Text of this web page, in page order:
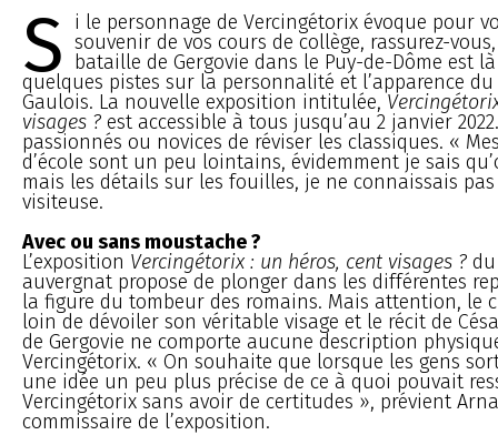
S i le personnage de Vercingétorix évoque pour
souvenir de vos cours de collège, rassurez-
bataille de Gergovie dans le Puy-de-Dôme est
quelques pistes sur la personnalité et l’apparence
Gaulois. La nouvelle exposition intitulée,
visages ? est accessible à tous jusqu’au 2 janvier
passionnés ou novices de réviser les classiques. «
d’école sont un peu lointains, évidemment je sais
mais les détails sur les fouilles, je ne connaissais
visiteuse.
Avec ou sans moustache ?
L’exposition Vercingétorix : un héros, cent visages ?
auvergnat propose de plonger dans les différentes
la figure du tombeur des romains. Mais attention, le
loin de dévoiler son véritable visage et le récit de
de Gergovie ne comporte aucune description
Vercingétorix. « On souhaite que lorsque les gens
une idée un peu plus précise de ce à quoi pouvait
Vercingétorix sans avoir de certitudes », prévient
commissaire de l’exposition.